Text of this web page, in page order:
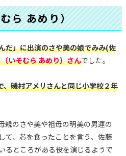
ら あめり）
だ」に出演のさや美の娘でみみ(佐
いそむら あめり）さんでした。
、磯村アメリさんと同じ小学校２年
親のさや美や祖母の明美の男運の
て、芯を食ったことを言う、佐藤
るところがある役を演じるようで